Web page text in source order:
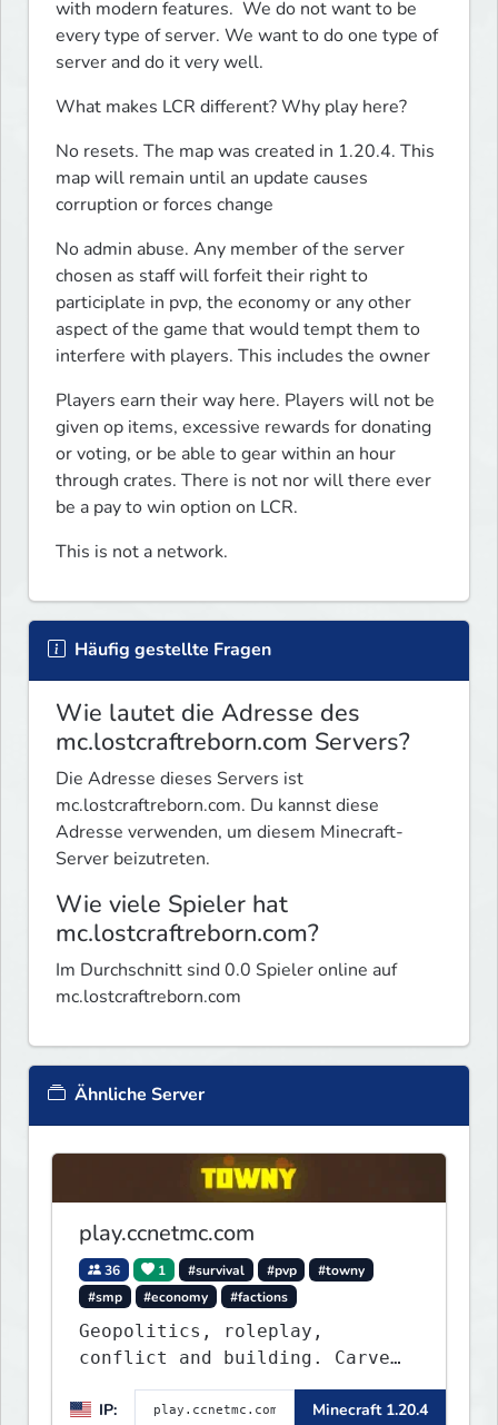
with modern features.  We do not want to be
every type of server. We want to do one type of
server and do it very well.
What makes LCR different? Why play here?
No resets. The map was created in 1.20.4. This
map will remain until an update causes
corruption or forces change
No admin abuse. Any member of the server
chosen as staff will forfeit their right to
participlate in pvp, the economy or any other
aspect of the game that would tempt them to
interfere with players. This includes the owner
Players earn their way here. Players will not be
given op items, excessive rewards for donating
or voting, or be able to gear within an hour
through crates. There is not nor will there ever
be a pay to win option on LCR.
This is not a network.
Häufig gestellte Fragen
Wie lautet die Adresse des
mc.lostcraftreborn.com Servers?
Die Adresse dieses Servers ist
mc.lostcraftreborn.com. Du kannst diese
Adresse verwenden, um diesem Minecraft-
Server beizutreten.
Wie viele Spieler hat
mc.lostcraftreborn.com?
Im Durchschnitt sind 0.0 Spieler online auf
mc.lostcraftreborn.com
Ähnliche Server
play.ccnetmc.com
36 1 #survival #pvp
#towny
#smp
#economy #factions
Geopolitics, roleplay,
conflict and building. Carve
map of Earth using tanks,
IP: Minecraft 1.20.4